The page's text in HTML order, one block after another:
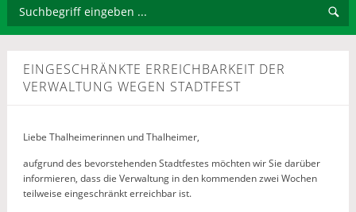
EINGESCHRÄNKTE ERREICHBARKEIT DER
VERWALTUNG WEGEN STADTFEST
Liebe Thalheimerinnen und Thalheimer,
aufgrund des bevorstehenden Stadtfestes möchten wir Sie darüber
informieren, dass die Verwaltung in den kommenden zwei Wochen
teilweise eingeschränkt erreichbar ist.